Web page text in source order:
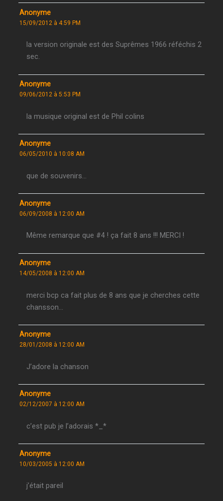
Anonyme
15/09/2012 à 4:59 PM
la version originale est des Suprêmes 1966 réféchis 2
sec.
Anonyme
09/06/2012 à 5:53 PM
la musique original est de Phil colins
Anonyme
06/05/2010 à 10:08 AM
que de souvenirs…
Anonyme
06/09/2008 à 12:00 AM
Même remarque que #4 ! ça fait 8 ans !!! MERCI !
Anonyme
14/05/2008 à 12:00 AM
merci bcp ca fait plus de 8 ans que je cherches cette
chansson…
Anonyme
28/01/2008 à 12:00 AM
J’adore la chanson
Anonyme
02/12/2007 à 12:00 AM
c’est pub je l’adorais *_*
Anonyme
10/03/2005 à 12:00 AM
j’était pareil